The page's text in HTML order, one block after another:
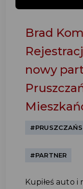
Brad
nowy
#PARTNER
Kupiłeś auto i